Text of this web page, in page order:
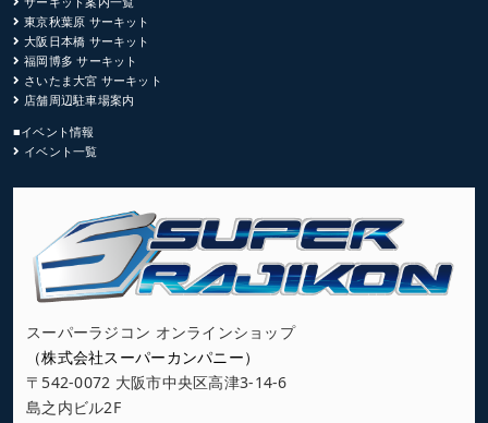
東京秋葉原 サーキット
大阪日本橋 サーキット
福岡博多 サーキット
さいたま大宮 サーキット
店舗周辺駐車場案内
■イベント情報
イベント一覧
スーパーラジコン オンラインショップ
（株式会社スーパーカンパニー）
〒542-0072 大阪市中央区高津3-14-6
島之内ビル2F